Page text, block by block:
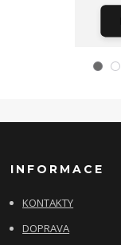
INFORMACE
KONTAKTY
DOPRAVA